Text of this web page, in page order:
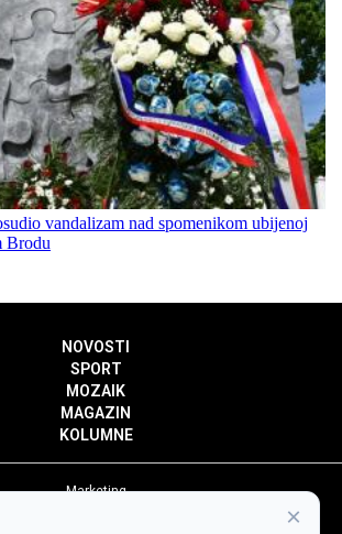
vandalizam nad spomenikom ubijenoj
Brodu
NOVOSTI
SPORT
MOZAIK
MAGAZIN
KOLUMNE
Marketing
×